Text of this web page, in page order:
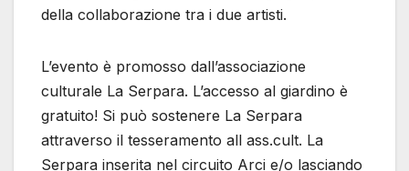
della collaborazione tra i due artisti.
L’evento è promosso dall’associazione
culturale La Serpara. L’accesso al giardino è
gratuito! Si può sostenere La Serpara
attraverso il tesseramento all ass.cult. La
Serpara inserita nel circuito Arci e/o lasciando